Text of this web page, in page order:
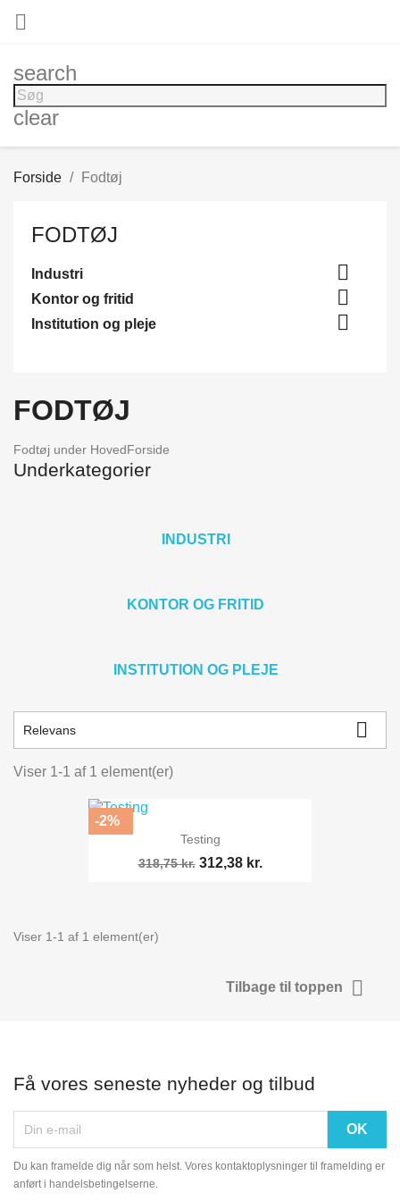

search
clear
Forside Fodtøj
FODTØJ
Industri 
Kontor og fritid 
Institution og pleje 
FODTØJ
Fodtøj under HovedForside
Underkategorier
INDUSTRI
KONTOR OG FRITID
INSTITUTION OG PLEJE
Relevans 
Viser 1-1 af 1 element(er)
Testing
318,75 kr. 312,38 kr.
-2%
Viser 1-1 af 1 element(er)
Tilbage til toppen 
Få vores seneste nyheder og tilbud
Du kan framelde dig når som helst. Vores kontaktoplysninger til framelding er
anført i handelsbetingelserne.